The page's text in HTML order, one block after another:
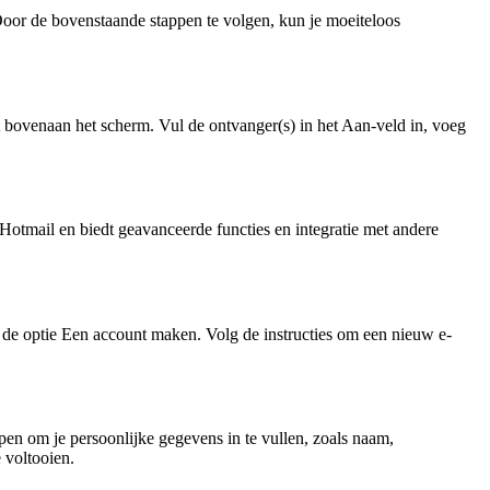
de bovenstaande stappen te volgen, kun je moeiteloos
het scherm. Vul de ontvanger(s) in het Aan-veld in, voeg
en biedt geavanceerde functies en integratie met andere
optie Een account maken. Volg de instructies om een nieuw e-
om je persoonlijke gegevens in te vullen, zoals naam,
voltooien.